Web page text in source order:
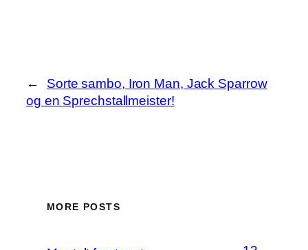
←
Sorte sambo, Iron Man, Jack Sparrow
og en Sprechstallmeister!
MORE POSTS